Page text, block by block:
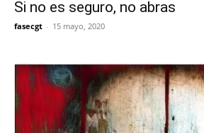
Si no es seguro, no abras
fasecgt - 15 mayo, 2020